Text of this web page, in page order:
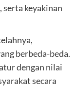
keyakinan
berbeda-beda.
dengan nilai
secara